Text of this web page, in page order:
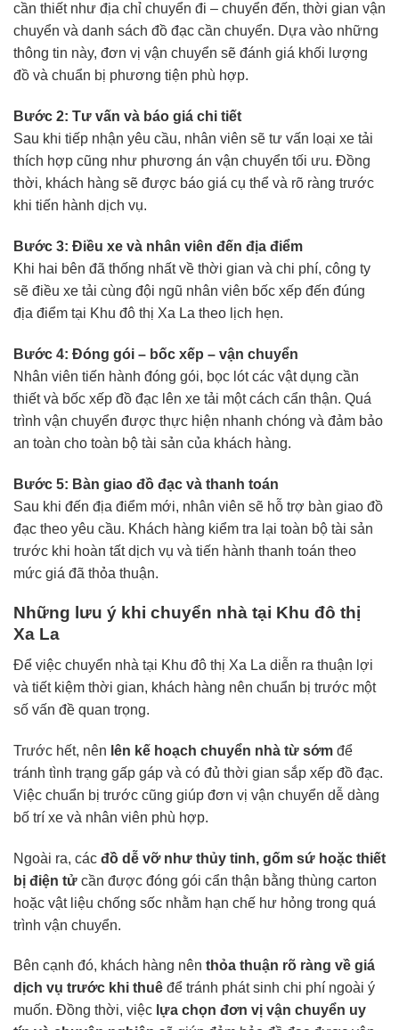
cần thiết như địa chỉ chuyển đi – chuyển đến, thời gian vận
chuyển và danh sách đồ đạc cần chuyển. Dựa vào những
thông tin này, đơn vị vận chuyển sẽ đánh giá khối lượng
đồ và chuẩn bị phương tiện phù hợp.
Bước 2: Tư vấn và báo giá chi tiết
Sau khi tiếp nhận yêu cầu, nhân viên sẽ tư vấn loại xe tải
thích hợp cũng như phương án vận chuyển tối ưu. Đồng
thời, khách hàng sẽ được báo giá cụ thể và rõ ràng trước
khi tiến hành dịch vụ.
Bước 3: Điều xe và nhân viên đến địa điểm
Khi hai bên đã thống nhất về thời gian và chi phí, công ty
sẽ điều xe tải cùng đội ngũ nhân viên bốc xếp đến đúng
địa điểm tại Khu đô thị Xa La theo lịch hẹn.
Bước 4: Đóng gói – bốc xếp – vận chuyển
Nhân viên tiến hành đóng gói, bọc lót các vật dụng cần
thiết và bốc xếp đồ đạc lên xe tải một cách cẩn thận. Quá
trình vận chuyển được thực hiện nhanh chóng và đảm bảo
an toàn cho toàn bộ tài sản của khách hàng.
Bước 5: Bàn giao đồ đạc và thanh toán
Sau khi đến địa điểm mới, nhân viên sẽ hỗ trợ bàn giao đồ
đạc theo yêu cầu. Khách hàng kiểm tra lại toàn bộ tài sản
trước khi hoàn tất dịch vụ và tiến hành thanh toán theo
mức giá đã thỏa thuận.
Những lưu ý khi chuyển nhà tại Khu đô thị
Xa La
Để việc chuyển nhà tại Khu đô thị Xa La diễn ra thuận lợi
và tiết kiệm thời gian, khách hàng nên chuẩn bị trước một
số vấn đề quan trọng.
Trước hết, nên lên kế hoạch chuyển nhà từ sớm để
tránh tình trạng gấp gáp và có đủ thời gian sắp xếp đồ đạc.
Việc chuẩn bị trước cũng giúp đơn vị vận chuyển dễ dàng
bố trí xe và nhân viên phù hợp.
Ngoài ra, các đồ dễ vỡ như thủy tinh, gốm sứ hoặc thiết
bị điện tử cần được đóng gói cẩn thận bằng thùng carton
hoặc vật liệu chống sốc nhằm hạn chế hư hỏng trong quá
trình vận chuyển.
Bên cạnh đó, khách hàng nên thỏa thuận rõ ràng về giá
dịch vụ trước khi thuê để tránh phát sinh chi phí ngoài ý
muốn. Đồng thời, việc lựa chọn đơn vị vận chuyển uy